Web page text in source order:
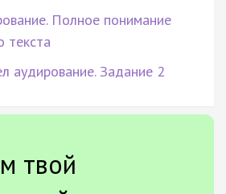
Полное понимание
текста
аудирование. Задание 2
твой